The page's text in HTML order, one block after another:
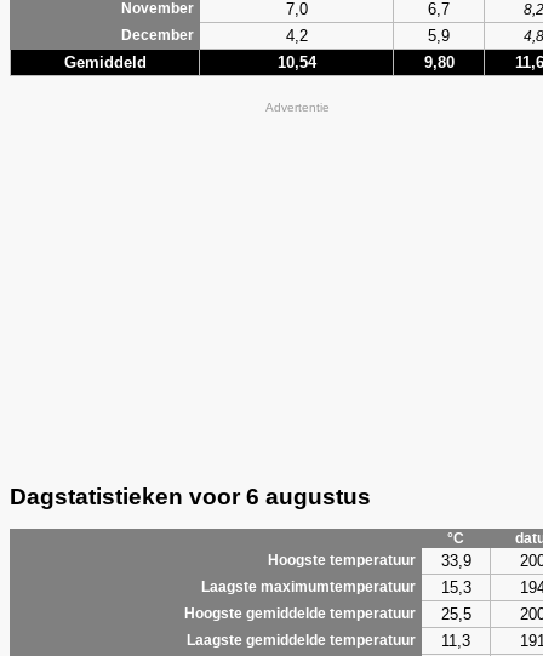
November
7,0 6,7
8,2
December
4,2 5,9 4,8
Gemiddeld 10,54 9,80
Advertentie
Dagstatistieken voor 6 augustus
°C
Hoogste temperatuur
33,9
Laagste maximumtemperatuur 15,3
Hoogste gemiddelde temperatuur 25,5
Laagste gemiddelde temperatuur 11,3